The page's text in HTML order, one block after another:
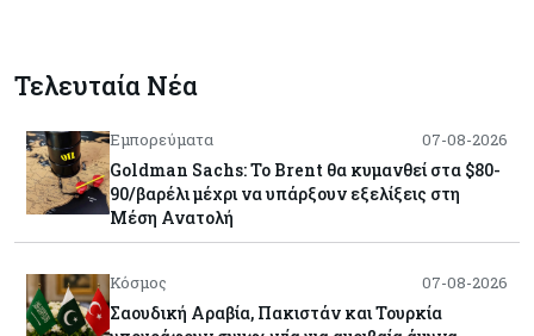
Τελευταία Νέα
Εμπορεύματα 07-08-2026
Goldman Sachs: Το Brent θα κυμανθεί στα $80-
90/βαρέλι μέχρι να υπάρξουν εξελίξεις στη
Μέση Ανατολή
Κόσμος 07-08-2026
Σαουδική Αραβία, Πακιστάν και Τουρκία